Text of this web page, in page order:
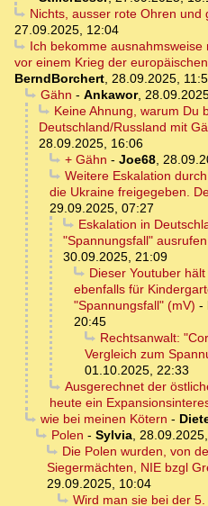
Nichts, ausser rote Ohren und
27.09.2025, 12:04
Ich bekomme ausnahmsweise
vor einem Krieg der
BerndBorchert 28.09.2025,
Gähn - Ankawor,
Keine Ahnung, warum Du
Deutschland/Russland mit
28.09.2025, 16:06
+ Gähn - Joe68,
Weitere Eskalation
die Ukraine freigegeben.
29.09.2025, 07:27
Eskalation in
"Spannungsfall"
30.09.2025, 21:09
Dieser Youtuber
ebenfalls für
"Spannungsfall" (mV) -
20:45
Rechtsanwalt:
Vergleich zum
01.10.2025, 22:33
Ausgerechnet der
heute ein
wie bei meinen Kötern -
Polen - Sylvia,
Die Polen wurden, von
Siegermächten, NIE bzgl
29.09.2025, 10:04
Wird man sie bei der